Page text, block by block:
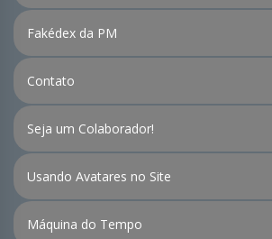
Fakédex da PM
Contato
Seja um Colaborador!
Usando Avatares no Site
Máquina do Tempo